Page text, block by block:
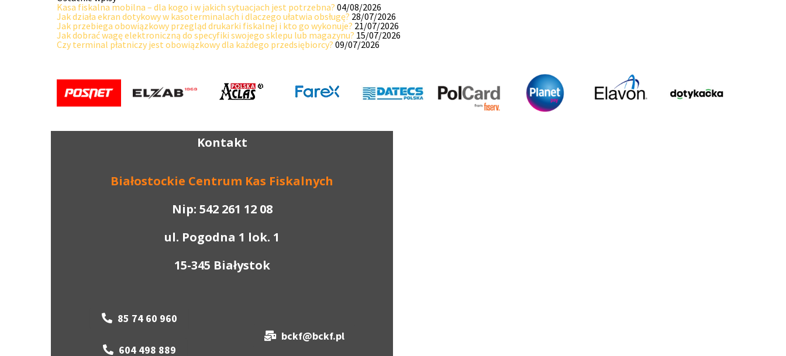
Kasa fiskalna mobilna – dla kogo i w jakich sytuacjach jest potrzebna? 04/08/2026
Jak działa ekran dotykowy w kasoterminalach i dlaczego ułatwia obsługę? 28/07/2026
Jak przebiega obowiązkowy przegląd drukarki fiskalnej i kto go wykonuje? 21/07/2026
Jak dobrać wagę elektroniczną do specyfiki swojego sklepu lub magazynu? 15/07/2026
Czy terminal płatniczy jest obowiązkowy dla każdego przedsiębiorcy? 09/07/2026
Kontakt
Białostockie Centrum Kas Fiskalnych
Nip: 542 261 12 08
ul. Pogodna 1 lok. 1
15-345 Białystok
85 74 60 960
604 498 889
bckf@bckf.pl